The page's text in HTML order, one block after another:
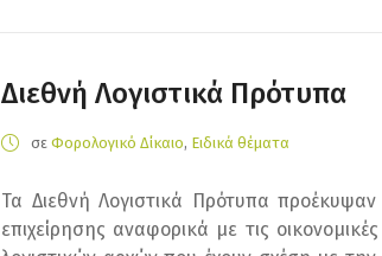
Διεθνή Λογιστικά Πρότυπα
σε Φορολογικό Δίκαιο, Ειδικά θέματα
Τα Διεθνή Λογιστικά Πρότυπα
επιχείρησης αναφορικά με τις